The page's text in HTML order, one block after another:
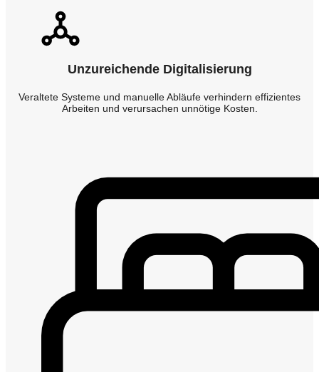
Unzureichende Digitalisierung
Veraltete Systeme und manuelle Abläufe verhindern effizientes
Arbeiten und verursachen unnötige Kosten.